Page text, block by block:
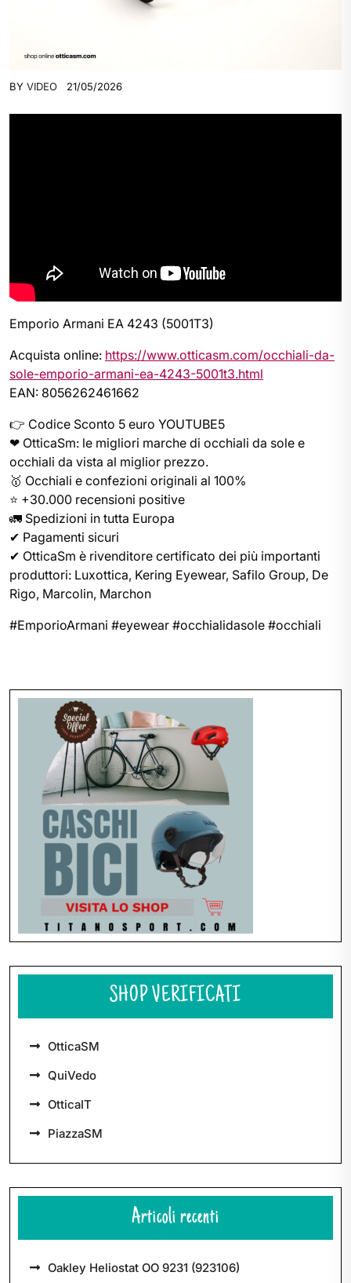
BY VIDEO 21/05/2026
Emporio Armani EA 4243 (5001T3)
Acquista online: https://www.otticasm.com/occhiali-da-
sole-emporio-armani-ea-4243-5001t3.html
EAN: 8056262461662
👉 Codice Sconto 5 euro YOUTUBE5
❤ OtticaSm: le migliori marche di occhiali da sole e
occhiali da vista al miglior prezzo.
🥇 Occhiali e confezioni originali al 100%
⭐ +30.000 recensioni positive
🚛 Spedizioni in tutta Europa
✔ Pagamenti sicuri
✔ OtticaSm è rivenditore certificato dei più importanti
produttori: Luxottica, Kering Eyewear, Safilo Group, De
Rigo, Marcolin, Marchon
#EmporioArmani #eyewear #occhialidasole #occhiali
articoli
SHOP VERIFICATI
OtticaSM
QuiVedo
OtticaIT
PiazzaSM
Articoli recenti
Oakley Heliostat OO 9231 (923106)